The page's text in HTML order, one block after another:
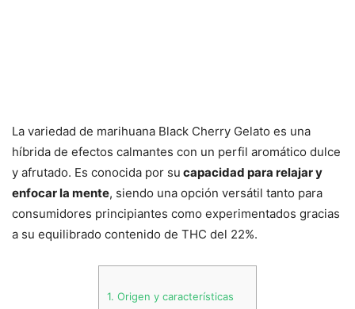
La variedad de marihuana Black Cherry Gelato es una
híbrida de efectos calmantes con un perfil aromático dulce
y afrutado. Es conocida por su capacidad para relajar y
enfocar la mente, siendo una opción versátil tanto para
consumidores principiantes como experimentados gracias
a su equilibrado contenido de THC del 22%.
1. Origen y características